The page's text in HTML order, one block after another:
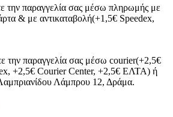
την παραγγελία σας μέσω πληρωμής με
& με αντικαταβολή(+1,5€ Speedex,
την παραγγελία σας μέσω courier(+2,5€
+2,5€ Courier Center, +2,5€ ΕΛΤΑ) ή
Λάμπρου 12, Δράμα.